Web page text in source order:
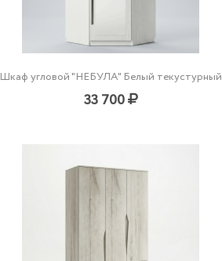
Шкаф угловой "НЕБУЛА" Белый текустурный
33 700